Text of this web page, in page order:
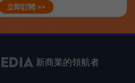
立即訂閱 >>
新商業的領航者